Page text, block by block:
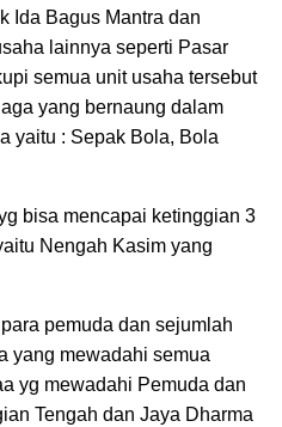
Ida Bagus Mantra dan
lainnya seperti Pasar
semua unit usaha tersebut
yang bernaung dalam
yaitu : Sepak Bola, Bola
bisa mencapai ketinggian 3
Nengah Kasim yang
pemuda dan sejumlah
yang mewadahi semua
yg mewadahi Pemuda dan
Tengah dan Jaya Dharma